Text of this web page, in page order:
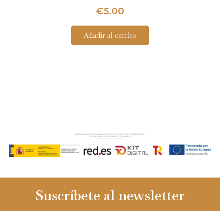
€5.00
Añadir al carrito
Suscríbete al newsletter